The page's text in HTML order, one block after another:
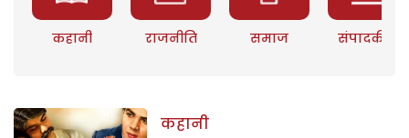
कहानी राजनीति समाज संपादकीय
कहानी